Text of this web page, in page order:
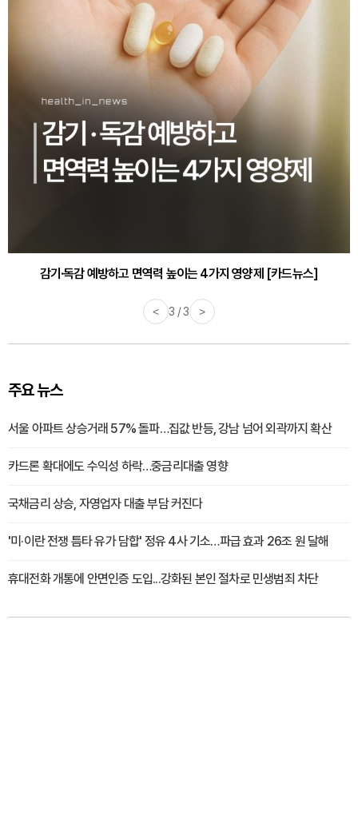
감기·독감 예방하고 면역력 높이는 4가지 영양제 [카드뉴스]
< 3 / 3 >
주요 뉴스
서울 아파트 상승거래 57% 돌파…집값 반등, 강남 넘어 외곽까지 확산
카드론 확대에도 수익성 하락…중금리대출 영향
국채금리 상승, 자영업자 대출 부담 커진다
'미·이란 전쟁 틈타 유가 담합' 정유 4사 기소…파급 효과 26조 원 달해
휴대전화 개통에 안면인증 도입...강화된 본인 절차로 민생범죄 차단